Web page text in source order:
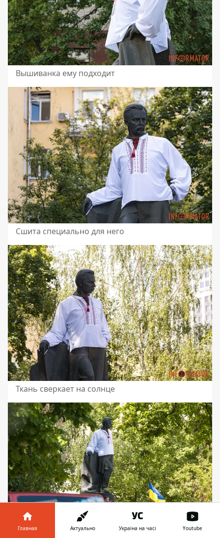
Вышиванка ему подходит
Сшита специально для него
Ткань сверкает на солнце
Главная Актуально Україна на часі Youtube